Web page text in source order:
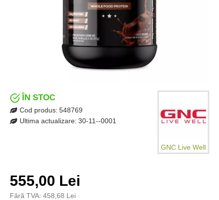
555,00 Lei
Fără TVA: 458,68 Lei
ÎN STOC
Cod produs: 548769
Ultima actualizare: 30-11--0001
GNC Live Well